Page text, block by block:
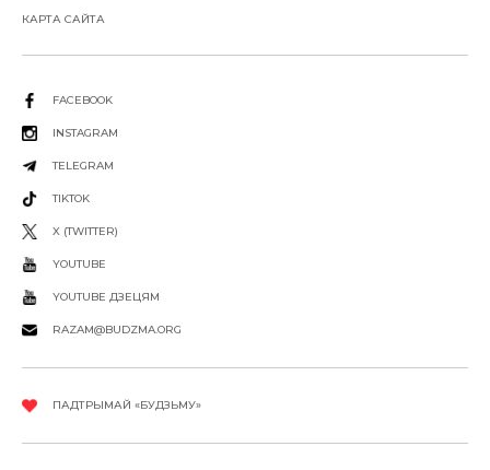
КАРТА САЙТА
FACEBOOK
INSTAGRAM
TELEGRAM
TIKTOK
X (TWITTER)
YOUTUBE
YOUTUBE ДЗЕЦЯМ
RAZAM@BUDZMA.ORG
ПАДТРЫМАЙ «БУДЗЬМУ»